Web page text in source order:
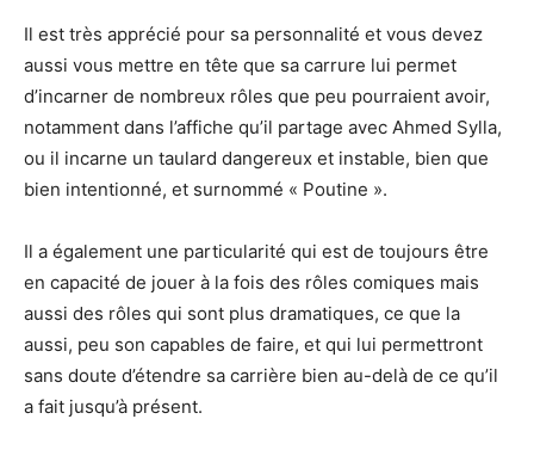
Il est très apprécié pour sa personnalité et vous devez
aussi vous mettre en tête que sa carrure lui permet
d’incarner de nombreux rôles que peu pourraient avoir,
notamment dans l’affiche qu’il partage avec Ahmed Sylla,
ou il incarne un taulard dangereux et instable, bien que
bien intentionné, et surnommé « Poutine ».
Il a également une particularité qui est de toujours être
en capacité de jouer à la fois des rôles comiques mais
aussi des rôles qui sont plus dramatiques, ce que la
aussi, peu son capables de faire, et qui lui permettront
sans doute d’étendre sa carrière bien au-delà de ce qu’il
a fait jusqu’à présent.